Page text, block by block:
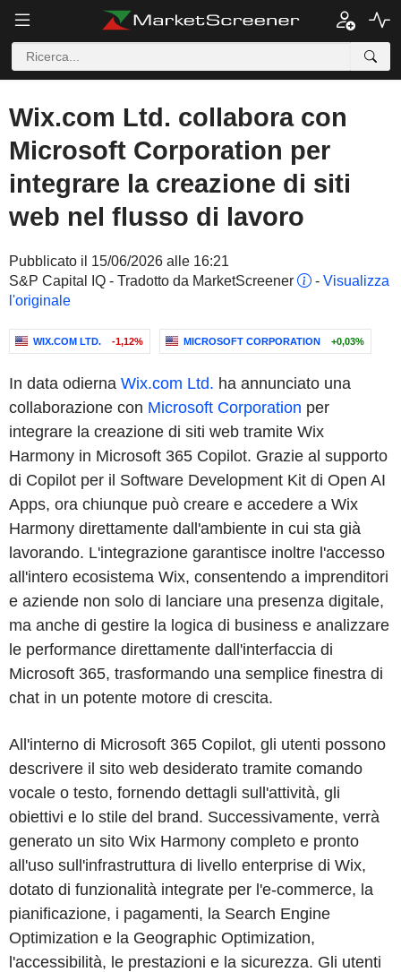
Wix.com Ltd. collabora con
Microsoft Corporation per
integrare la creazione di siti
web nel flusso di lavoro
Pubblicato il 15/06/2026 alle 16:21
S&P Capital IQ - Tradotto da MarketScreener
- Visualizza
l'originale
WIX.COM LTD. -1,12% MICROSOFT CORPORATION +0,03%
In data odierna Wix.com Ltd. ha annunciato una
collaborazione con Microsoft Corporation per
integrare la creazione di siti web tramite Wix
Harmony in Microsoft 365 Copilot. Grazie al supporto
di Copilot per il Software Development Kit di Open AI
Apps, ora chiunque può creare e accedere a Wix
Harmony direttamente dall'ambiente in cui sta già
lavorando. L'integrazione garantisce inoltre l'accesso
all'intero ecosistema Wix, consentendo a imprenditori
e aziende non solo di lanciare una presenza digitale,
ma anche di gestire la logica di business e analizzare
le performance direttamente dall'interfaccia di
Microsoft 365, trasformando una semplice finestra di
chat in un potente motore di crescita.
All'interno di Microsoft 365 Copilot, gli utenti possono
descrivere il sito web desiderato tramite comando
vocale o testo, fornendo dettagli sull'attività, gli
obiettivi e lo stile del brand. Successivamente, verrà
generato un sito Wix Harmony completo e pronto
all'uso sull'infrastruttura di livello enterprise di Wix,
dotato di funzionalità integrate per l'e-commerce, la
pianificazione, i pagamenti, la Search Engine
Optimization e la Geographic Optimization,
l'accessibilità, le prestazioni e la sicurezza. Gli utenti